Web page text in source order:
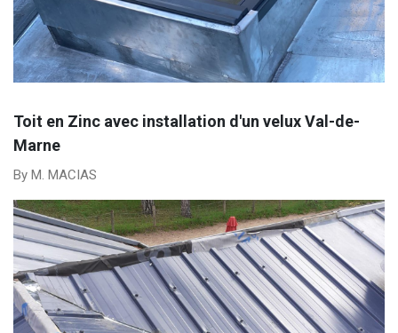
Toit en Zinc avec installation d'un velux Val-de-
Marne
By M. MACIAS